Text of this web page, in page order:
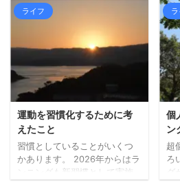
に行ってきました。 （行こう
と思った日が閉庁日だったり
で、行けずにおりまし
た。。）。 私は免許更新前に
マイナ免許証の2枚持ちに切り
替えていましたので、2枚持ち
→2枚持ちの更新手続きです。
今回の受付時にも、免許を3つ
から選ぶことや、私の場合、
次も2枚持ちにするかなど、事
前に確認がありました。 受付
時間前に待機する場所で（10
人ずつ受付）、係の方から
「次の免許証をマイナ免許 ...
り
（
の
れ
く
だ
ば
ら
考
何
す
と
し
ライフ
運動を習慣化するために考
えたこと
習慣としていることがいくつ
かあります。 2026年からはラ
ンニングも新習慣として実施
個
ン
超
ろ